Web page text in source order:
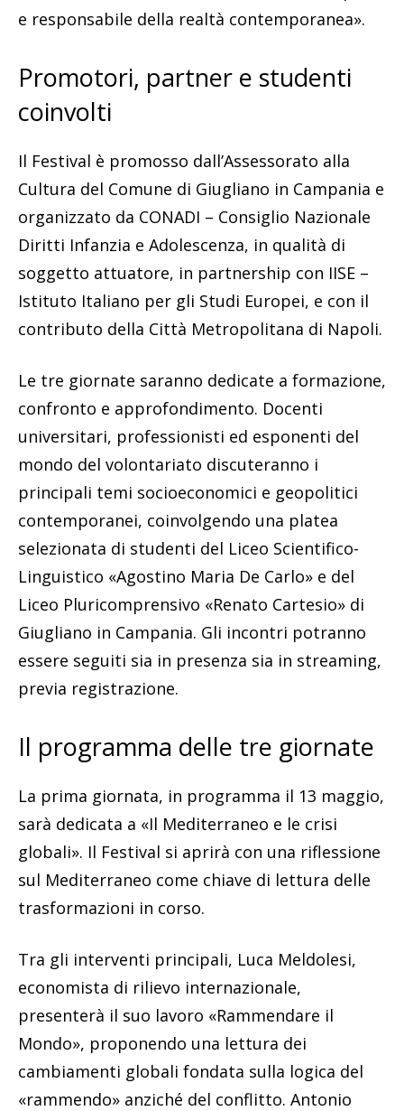
e responsabile della realtà contemporanea».
Promotori, partner e studenti
coinvolti
Il Festival è promosso dall’Assessorato alla
Cultura del Comune di Giugliano in Campania e
organizzato da CONADI – Consiglio Nazionale
Diritti Infanzia e Adolescenza, in qualità di
soggetto attuatore, in partnership con IISE –
Istituto Italiano per gli Studi Europei, e con il
contributo della Città Metropolitana di Napoli.
Le tre giornate saranno dedicate a formazione,
confronto e approfondimento. Docenti
universitari, professionisti ed esponenti del
mondo del volontariato discuteranno i
principali temi socioeconomici e geopolitici
contemporanei, coinvolgendo una platea
selezionata di studenti del Liceo Scientifico-
Linguistico «Agostino Maria De Carlo» e del
Liceo Pluricomprensivo «Renato Cartesio» di
Giugliano in Campania. Gli incontri potranno
essere seguiti sia in presenza sia in streaming,
previa registrazione.
Il programma delle tre giornate
La prima giornata, in programma il 13 maggio,
sarà dedicata a «Il Mediterraneo e le crisi
globali». Il Festival si aprirà con una riflessione
sul Mediterraneo come chiave di lettura delle
trasformazioni in corso.
Tra gli interventi principali, Luca Meldolesi,
economista di rilievo internazionale,
presenterà il suo lavoro «Rammendare il
Mondo», proponendo una lettura dei
cambiamenti globali fondata sulla logica del
«rammendo» anziché del conflitto. Antonio